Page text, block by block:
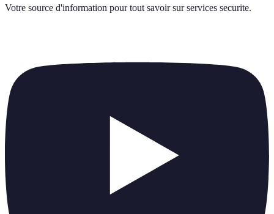
Votre source d'information pour tout savoir sur services securite.